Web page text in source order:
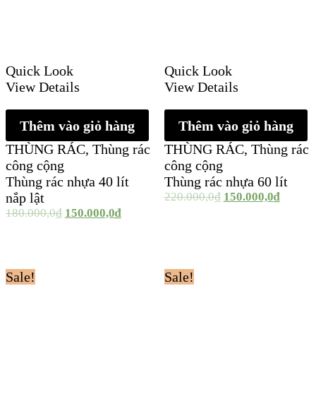
Quick Look
View Details
Thêm vào giỏ hàng
THÙNG RÁC, Thùng rác
công cộng
Thùng rác nhựa 40 lít
nắp lật
180.000,0₫ 150.000,0₫
Quick Look
View Details
Thêm vào giỏ hàng
THÙNG RÁC, Thùng rác
công cộng
Thùng rác nhựa 60 lít
220.000,0₫ 150.000,0₫
Sale! Sale!